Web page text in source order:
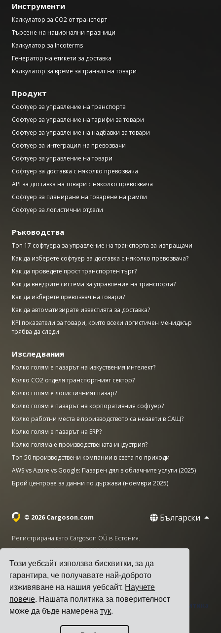
Този уебсайт използва бисквитки, за да
гарантира, че получавате най-доброто
изживяване на нашия уебсайт. Научете
повече. Нашата политика за поверителност
може да бъде намеренатук.
Инструменти
Калкулатор за CO2 от транспорт
Търсене на национални празници
Калкулатор за Incoterms
Генератор на етикети за доставка
Калкулатор за време за транзит на товари
Продукт
Софтуер за управление на транспорта
Софтуер за управление на тарифи за товари
Софтуер за управление на надбавки за товари
Софтуер за интеграция на превозвачи
Софтуер за управление на товари
Софтуер за доставка с няколко превозвача
API за доставка на товари с няколко превозвача
Софтуер за планиране на товарене на рампи
Софтуер за логистични отдели
Ръководства
Топ 17 софтуера за управление на транспорта за изпращачи
Как да изберете софтуер за доставка с няколко превозвача?
Как да проведете прост транспортен търг?
Как да внедрите система за управление на транспорта?
Как да изберете превозвач на товари?
Как да автоматизирате известията за доставка?
KPI показатели за товари, които всеки логистичен мениджър
трябва да следи
Изследвания
Колко голям е пазарът на изкуствения интелект?
Колко CO2 отделя транспортният сектор?
Колко голям е логистичният пазар?
Колко голям е пазарът на корпоративния софтуер?
Колко работни места в производството са незаети в САЩ?
Колко голям е пазарът на ERP?
Колко голяма е производствената индустрия?
Топ 50 производствени компании в света по приходи
AWS vs Azure vs Google: Пазарен дял в облачните услуги (2025)
Брой центрове за данни по държави (ноември 2025)
© 2026 Cargoson.com Български
Регистрирана като Cargoson OÜ в Естония.
Рег. No: 14545832. ДДС: EE102137680.
Централа: Pärnu mnt. 141, 11314 Талин, Естония
+372 5555 0028 · hello@cargoson.com
Общи условия Политика за поверителност
Политика
за бисквитките